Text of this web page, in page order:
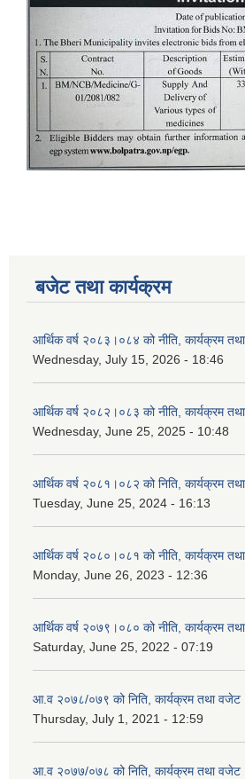
बजेट तथा कार्यक्रम
आर्थिक वर्ष २०८३।०८४ को नीति, कार्यक्रम
Wednesday, July 15, 2026 - 18:46
आर्थिक वर्ष २०८२।०८३ को नीति, कार्यक्रम
Wednesday, June 25, 2025 - 10:48
आर्थिक वर्ष २०८१।०८२ को निति, कार्यक्रम
Tuesday, June 25, 2024 - 16:13
आर्थिक वर्ष २०८०।०८१ को नीति, कार्यक्रम
Monday, June 26, 2023 - 12:36
आर्थिक वर्ष २०७९।०८० को नीति, कार्यक्रम
Saturday, June 25, 2022 - 07:19
आ.व २०७८/०७९ को निति, कार्यक्रम तथा वजेट
Thursday, July 1, 2021 - 12:59
आ.व २०७७/०७८ को निति, कार्यक्रम तथा वजेट